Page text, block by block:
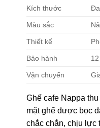
Kích thước
Màu sắc
Thiết kế
Bảo hành
Vận chuyển
Ghế cafe Nappa
mặt ghế được bọc
chắc chắn, chịu lực